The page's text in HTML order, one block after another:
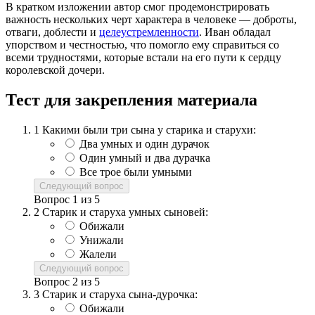
В кратком изложении автор смог продемонстрировать
важность нескольких черт характера в человеке — доброты,
отваги, доблести и целеустремленности. Иван обладал
упорством и честностью, что помогло ему справиться со
всеми трудностями, которые встали на его пути к сердцу
королевской дочери.
Тест для закрепления материала
1 Какими были три сына у старика и старухи:
Два умных и один дурачок
Один умный и два дурачка
Все трое были умными
Следующий вопрос
Вопрос 1 из 5
2 Старик и старуха умных сыновей:
Обижали
Унижали
Жалели
Следующий вопрос
Вопрос 2 из 5
3 Старик и старуха сына-дурочка:
Обижали